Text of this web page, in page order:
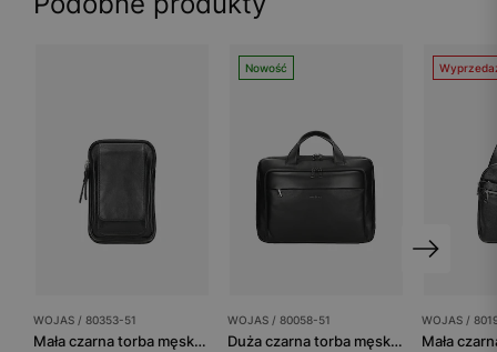
WOJAS / 80353-51
Mała czarna torba męska ze skóry licowej
Nowość
WOJAS / 80058-51
Duża czarna torba męska z wieloma kieszeniami
WOJAS /